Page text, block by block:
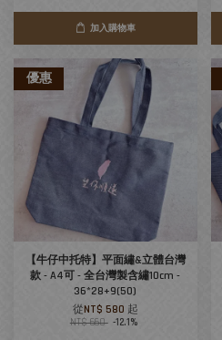
加入購物車
優惠
【牛仔中托特】平面繡&立體台灣
款 - A4可 - 全台灣製含繡10cm -
36*28+9(50)
從NT$ 580 起
NT$ 660 -12.1%